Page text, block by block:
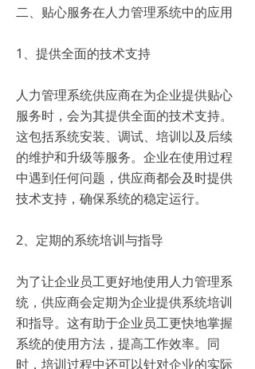
二、贴心服务在人力管理系统中的应用
1、提供全面的技术支持
人力管理系统供应商在为企业提供贴心
服务时，会为其提供全面的技术支持。
这包括系统安装、调试、培训以及后续
的维护和升级等服务。企业在使用过程
中遇到任何问题，供应商都会及时提供
技术支持，确保系统的稳定运行。
2、定期的系统培训与指导
为了让企业员工更好地使用人力管理系
统，供应商会定期为企业提供系统培训
和指导。这有助于企业员工更快地掌握
系统的使用方法，提高工作效率。同
时，培训过程中还可以针对企业的实际